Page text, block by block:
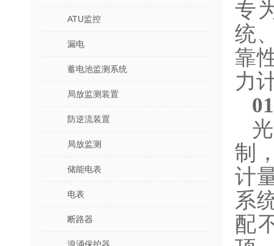
ATU监控
漏电
蓄电池监测系统
局放监测装置
防逆流装置
局放监测
储能电表
电表
断路器
专
统
靠
力
制
计
系
配